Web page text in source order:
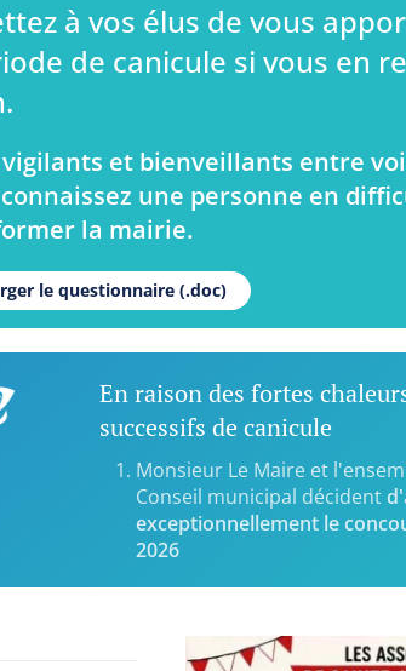
à vos élus de vous
de canicule si vous en
vigilants et bienveillants entre
connaissez une personne en
la mairie.
le questionnaire (.doc)
En raison des fortes
successifs de canicule
Monsieur Le Maire et
Conseil municipal décident
exceptionnellement le
2026